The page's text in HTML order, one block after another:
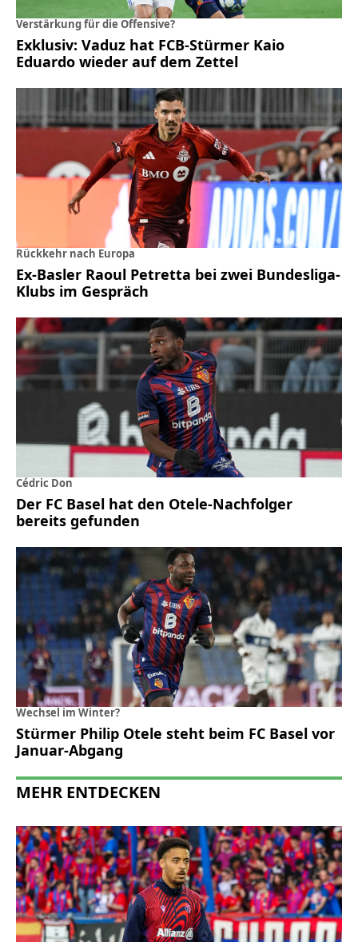
Verstärkung für die Offensive?
Exklusiv: Vaduz hat FCB-Stürmer Kaio
Eduardo wieder auf dem Zettel
Rückkehr nach Europa
Ex-Basler Raoul Petretta bei zwei Bundesliga-
Klubs im Gespräch
Cédric Don
Der FC Basel hat den Otele-Nachfolger
bereits gefunden
Wechsel im Winter?
Stürmer Philip Otele steht beim FC Basel vor
Januar-Abgang
MEHR ENTDECKEN